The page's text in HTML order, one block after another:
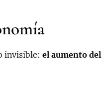
invisible: el aumento del